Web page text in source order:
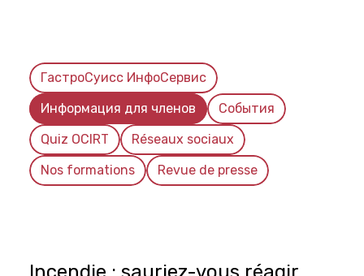
ГастроСуисс ИнфоСервис
Информация для членов
События
Quiz OCIRT
Réseaux sociaux
Nos formations
Revue de presse